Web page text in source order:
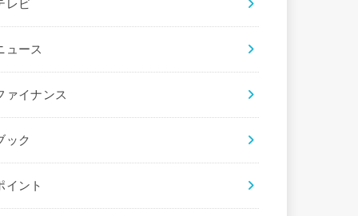
レビ
ュース
ァイナンス
ック
イント